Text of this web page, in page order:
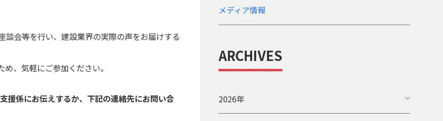
会等を行い、建設業界の実際の声をお届けする
、気軽にご参加ください。
援係にお伝えするか、下記の連絡先にお問い合
メディア情報
ARCHIVES
2026年